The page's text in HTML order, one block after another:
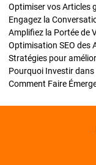
Optimiser vos Articles
Engagez la
Amplifiez la Portée de